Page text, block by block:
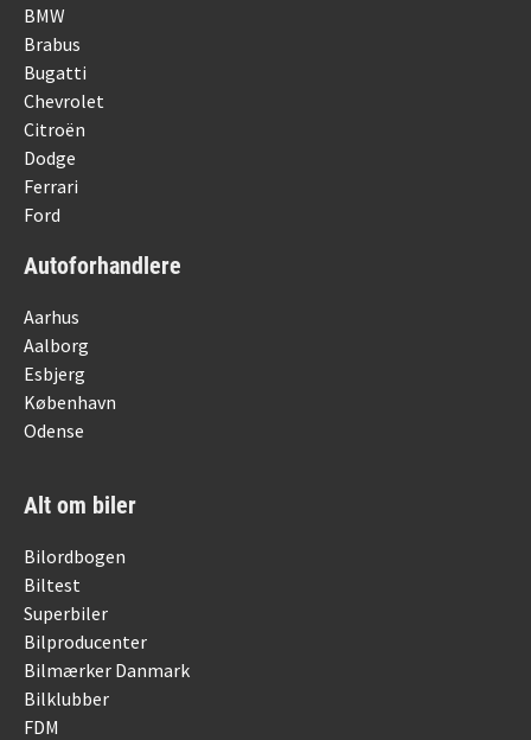
BMW
Brabus
Bugatti
Chevrolet
Citroën
Dodge
Ferrari
Ford
Autoforhandlere
Aarhus
Aalborg
Esbjerg
København
Odense
Alt om biler
Bilordbogen
Biltest
Superbiler
Bilproducenter
Bilmærker Danmark
Bilklubber
FDM